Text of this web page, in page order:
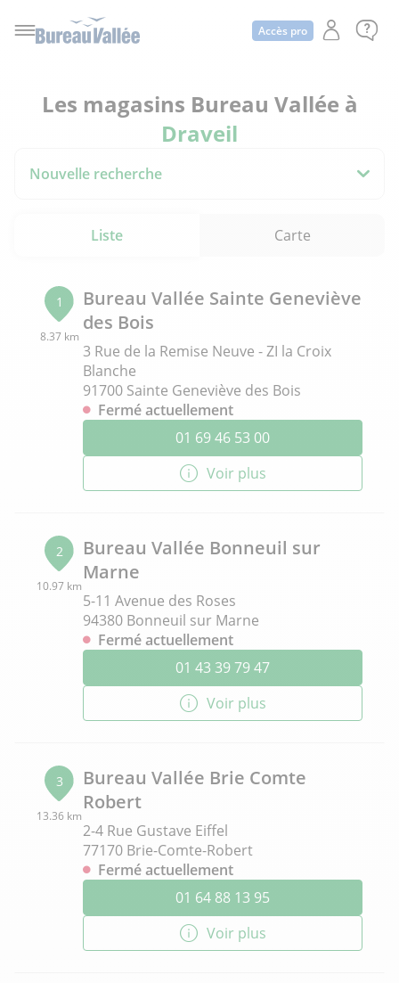
Accès pro
Les magasins Bureau Vallée à
Draveil
Nouvelle recherche
Liste Carte
1
8.37 km
Bureau Vallée Sainte Geneviève
des Bois
3 Rue de la Remise Neuve - ZI la Croix
Blanche
91700 Sainte Geneviève des Bois
Fermé actuellement
01 69 46 53 00
Voir plus
2
10.97 km
Bureau Vallée Bonneuil sur
Marne
5-11 Avenue des Roses
94380 Bonneuil sur Marne
Fermé actuellement
01 43 39 79 47
Voir plus
3
13.36 km
Bureau Vallée Brie Comte
Robert
2-4 Rue Gustave Eiffel
77170 Brie-Comte-Robert
Fermé actuellement
01 64 88 13 95
Voir plus